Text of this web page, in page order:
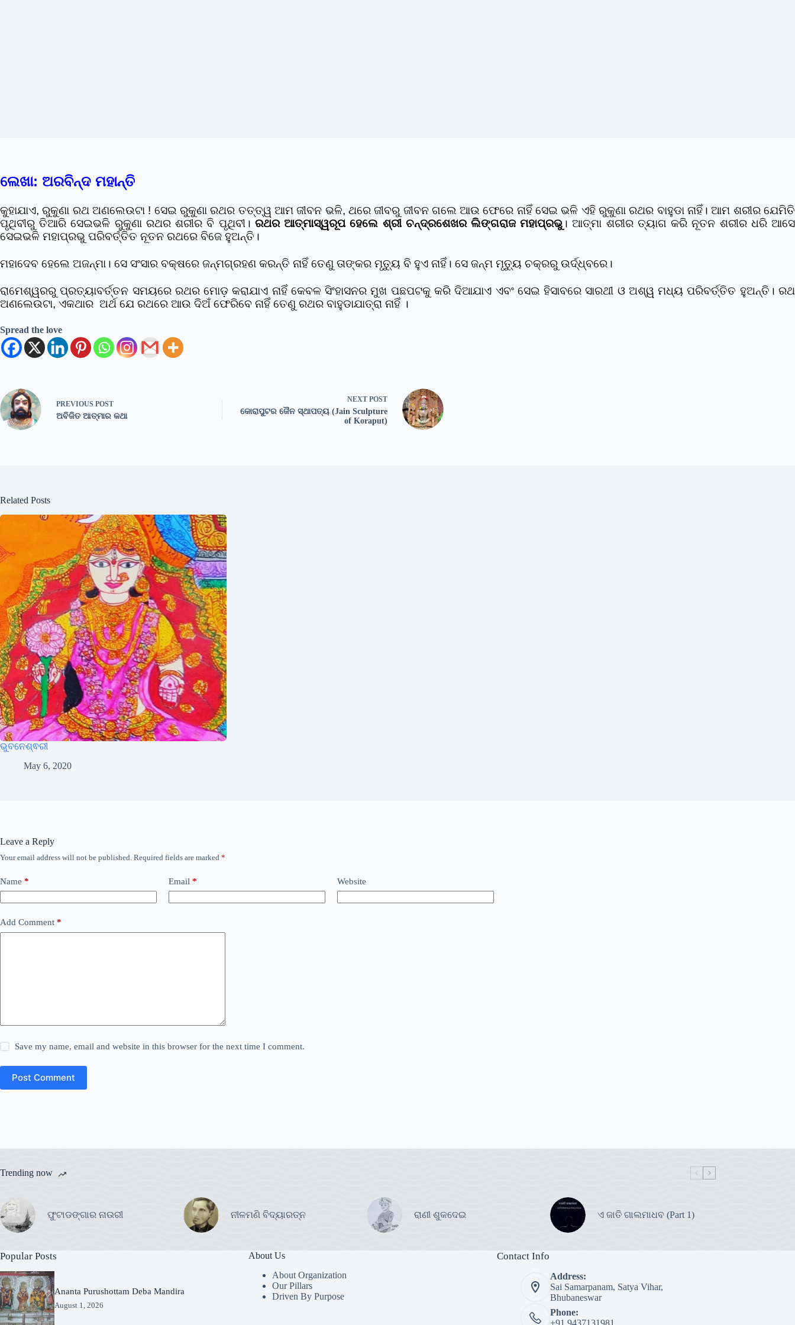
ଲେଖା: ଅରବିନ୍ଦ ମହାନ୍ତି
କୁହାଯାଏ, ରୁକୁଣା ରଥ ଅଣଲେଉଟା ! ସେଇ ରୁକୁଣା ରଥର ତତ୍ତ୍ୱ ଆମ ଜୀବନ ଭଳି, ଥରେ ଜୀବରୁ ଜୀବନ ଗଲେ ଆଉ ଫେରେ ନାହିଁ ସେଇ ଭଳି ଏହି ରୁକୁଣା ରଥର ବାହୁଡା ନାହିଁ। ଆମ ଶରୀର ଯେମିତି
ପୃଥିବୀରୁ ତିଆରି ସେଇଭଳି ରୁକୁଣା ରଥର ଶରୀର ବି ପୃଥିବୀ। ରଥର ଆତ୍ମାସ୍ୱରୂପ ହେଲେ ଶ୍ରୀ ଚନ୍ଦ୍ରଶେଖର ଲିଙ୍ଗରାଜ ମହାପ୍ରଭୁ । ଆତ୍ମା ଶରୀର ତ୍ୟାଗ କରି ନୂତନ ଶରୀର ଧରି ଆସେ
ସେଇଭଳି ମହାପ୍ରଭୁ ପରିବର୍ତ୍ତିତ ନୂତନ ରଥରେ ବିଜେ ହୁଅନ୍ତି।
ମହାଦେବ ହେଲେ ଅଜନ୍ମା। ସେ ସଂସାର ବକ୍ଷରେ ଜନ୍ମଗ୍ରହଣ କରନ୍ତି ନାହିଁ ତେଣୁ ତାଙ୍କର ମୃତ୍ୟୁ ବି ହୁଏ ନାହିଁ। ସେ ଜନ୍ମ ମୃତ୍ୟୁ ଚକ୍ରରୁ ଉର୍ଦ୍ଧ୍ବରେ।
ରାମେଶ୍ୱରରୁ ପ୍ରତ୍ୟାବର୍ତ୍ତନ ସମୟରେ ରଥର ମୋଡ଼ କରାଯାଏ ନାହିଁ କେବଳ ସିଂହାସନର ମୁଖ ପଛପଟକୁ କରି ଦିଆଯାଏ ଏବଂ ସେଇ ହିସାବରେ ସାରଥୀ ଓ ଅଶ୍ୱ ମଧ୍ୟ ପରିବର୍ତ୍ତିତ ହୁଅନ୍ତି। ରଥ
ଅଣଲେଉଟା, ଏକଥାର ଅର୍ଥ ଯେ ରଥରେ ଆଉ ଦିଅଁ ଫେରିବେ ନାହିଁ ତେଣୁ ରଥର ବାହୁଡାଯାତ୍ରା ନାହିଁ ।
Spread the love
PREVIOUS POST
ଅବିଜିତ ଆତ୍ମାର କଥା
NEXT POST
କୋରାପୁଟର ଜୈନ ସ୍ଥାପତ୍ୟ (Jain Sculpture
of Koraput)
Related Posts
ଭୁବନେଶ୍ଵରୀ
May 6, 2020
Leave a Reply
Your email address will not be published. Required fields are marked *
Name * Email * Website
Add Comment *
Save my name, email and website in this browser for the next time I comment.
Post Comment
Trending now
ଫୁଟାଡଙ୍ଗାର ନାଉରୀ ନୀଳମଣି ବିଦ୍ୟାରତ୍ନ ରାଣୀ ଶୁକଦେଇ ଏ ଜାତି ଗାଲମାଧବ (Part 1)
Popular Posts
Ananta Purushottam Deba Mandira
August 1, 2026
About Us
About Organization
Our Pillars
Driven By Purpose​
Contact Info
Address:
Sai Samarpanam, Satya Vihar,
Bhubaneswar
Phone:
+91 9437131981